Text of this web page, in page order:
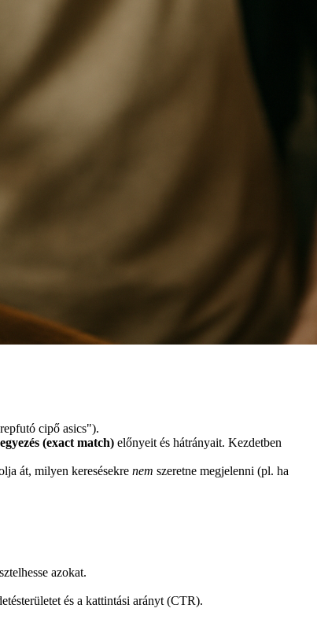
cipő asics").
(exact match) előnyeit és hátrányait. Kezdetben
át, milyen keresésekre nem szeretne megjelenni (pl. ha
azokat.
és a kattintási arányt (CTR).